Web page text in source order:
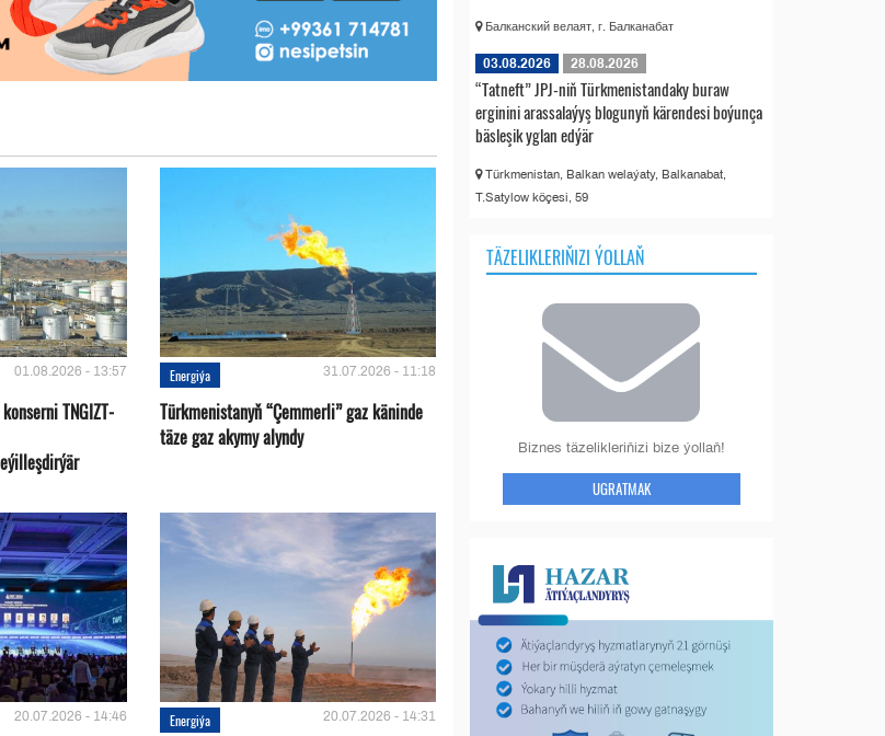
01.08.2026 - 13:57
TNGIZT-
Energiýa 31.07.2026 - 11:18
Türkmenistanyň “Çemmerli” gaz käninde
täze gaz akymy alyndy
20.07.2026 - 14:46 Energiýa 20.07.2026 - 14:31
Балканский велаят, г. Балканабат
03.08.2026 28.08.2026
“Tatneft” JPJ-niň Türkmenistandaky buraw
erginini arassalaýyş blogunyň kärendesi boýunça
bäsleşik yglan edýär
Türkmenistan, Balkan welaýaty, Balkanabat,
T.Satylow köçesi, 59
TÄZELIKLERIŇIZI ÝOLLAŇ
Biznes täzelikleriňizi bize ýollaň!
UGRATMAK